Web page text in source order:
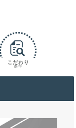
こだわり
条件